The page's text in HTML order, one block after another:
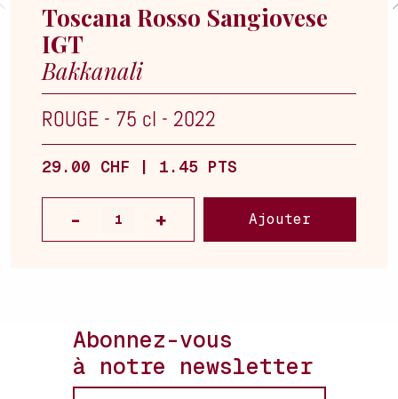
Toscana Rosso Sangiovese
IGT
Bakkanali
ROUGE - 75 cl - 2022
29.00 CHF | 1.45 PTS
Ajouter
Abonnez-vous
à notre newsletter